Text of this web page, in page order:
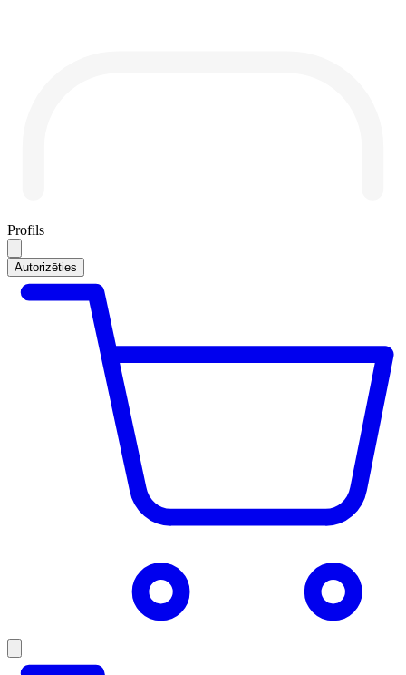
Profils
Autorizēties